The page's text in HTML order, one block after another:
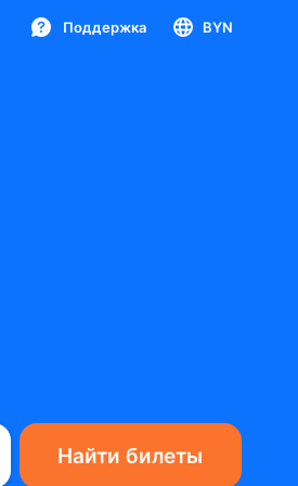
Поддержка BYN
Найти билеты